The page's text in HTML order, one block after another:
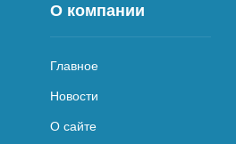
О компании
Главное
Новости
О сайте